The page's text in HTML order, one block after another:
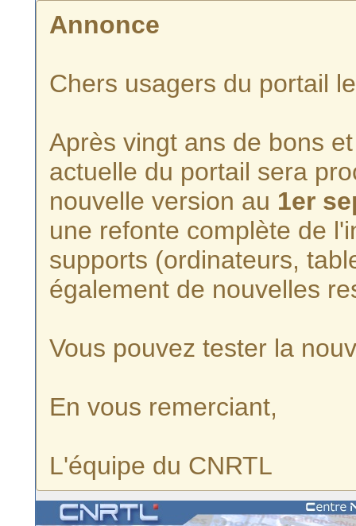
Annonce
Chers usagers du portail
Après vingt ans de bons
actuelle du portail sera
nouvelle version au 1er
une refonte complète de
supports (ordinateurs,
également de nouvelles
Vous pouvez tester la
En vous remerciant,
L'équipe du CNRTL